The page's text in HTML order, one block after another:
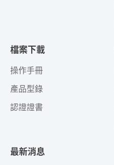
檔案下載
操作手冊
產品型錄
認證證書
最新消息